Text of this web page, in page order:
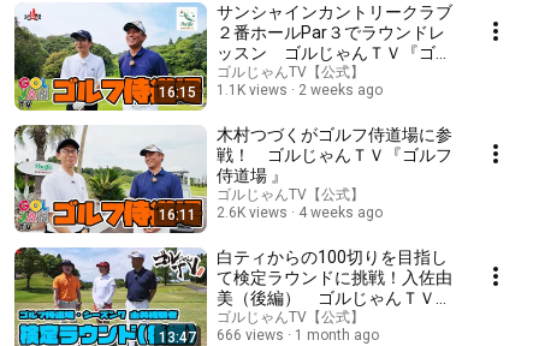
16:15
サンシャインカントリークラブ
２番ホールPar３でラウンドレ
ッスン ゴルじゃんＴＶ『ゴル
フ侍道場・木村つづく編 』
ゴルじゃんTV【公式】
1.1K views
2 weeks ago
16:11
木村つづくがゴルフ侍道場に参
戦！ ゴルじゃんＴＶ『ゴルフ
侍道場 』
ゴルじゃんTV【公式】
2.6K views
4 weeks ago
13:47
白ティからの100切りを目指し
て検定ラウンドに挑戦！入佐由
美（後編） ゴルじゃんＴＶ
『ゴルフ侍道場 シーズン７』
ゴルじゃんTV【公式】
666 views
1 month ago